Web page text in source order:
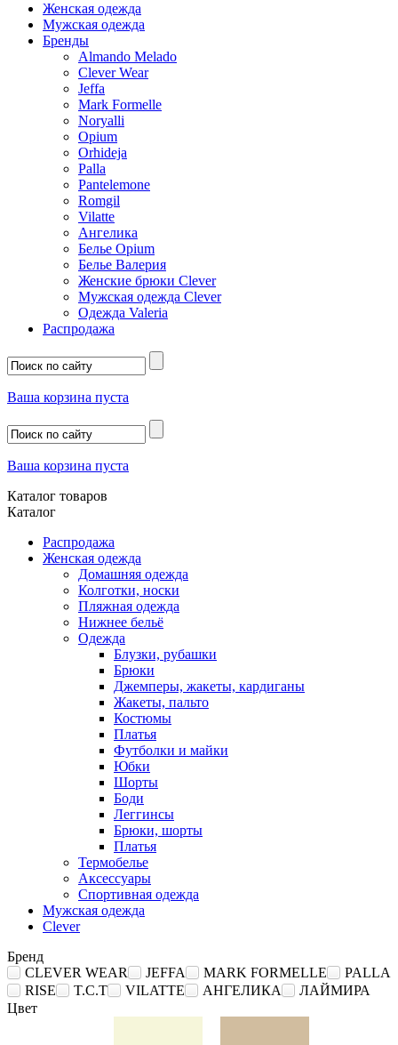
Женская одежда
Мужская одежда
Бренды
Almando Melado
Clever Wear
Jeffa
Mark Formelle
Noryalli
Opium
Orhideja
Palla
Pantelemone
Romgil
Vilatte
Ангелика
Белье Opium
Белье Валерия
Женские брюки Clever
Мужская одежда Clever
Одежда Valeria
Распродажа
Ваша корзина пуста
Ваша корзина пуста
Каталог товаров
Каталог
Распродажа
Женская одежда
Домашняя одежда
Колготки, носки
Пляжная одежда
Нижнее бельё
Одежда
Блузки, рубашки
Брюки
Джемперы, жакеты, кардиганы
Жакеты, пальто
Костюмы
Платья
Футболки и майки
Юбки
Шорты
Боди
Леггинсы
Брюки, шорты
Платья
Термобелье
Аксессуары
Спортивная одежда
Мужская одежда
Clever
Бренд
CLEVER WEAR
JEFFA MARK FORMELLE
PALLA
RISE
T.C.T VILATTE АНГЕЛИКА
ЛАЙМИРА
Цвет